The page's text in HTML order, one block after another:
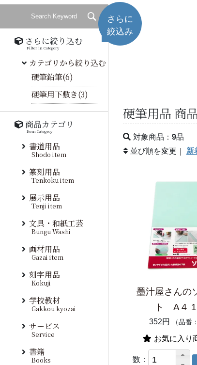
硬筆用品 商
対象商品： 9品
並び順を変更｜ 新
墨汁屋さんの
ト A４
352円 （品番
お気に入り
数：
さらに絞り込む
Filter in Category
さらに
絞込み
カテゴリから絞り込む
硬筆鉛筆(6)
硬筆用下敷き(3)
商品カテゴリ
Item Categroy
書道用品
Shodo item
篆刻用品
Tenkoku item
展示用品
Tenji item
文具・和紙工芸
Bungu Washi
画材用品
Gazai item
刻字用品
Kokuji
学校教材
Gakkou kyozai
サービス
Service
書籍
Books